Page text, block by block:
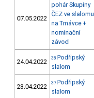
07.05.2022
pohár Skupiny
ČEZ ve slalomu
na Trnávce +
nominační
závod
24.04.2022 38 Podřipský
slalom
23.04.2022 37 Podřipský
slalom